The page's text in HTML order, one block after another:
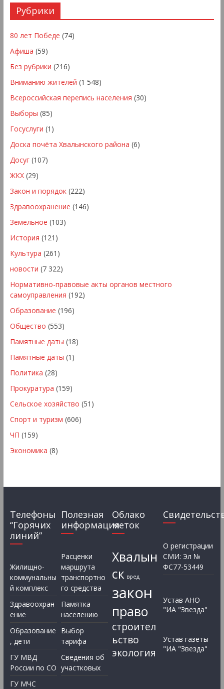
Рубрики
80 лет Победе (74)
Афиша (59)
Без рубрики (216)
Вниманию жителей (1 548)
Всероссийская перепись населения (30)
Выборы (85)
Госуслуги (1)
Доска почёта Хвалынского района (6)
Досуг(107)
ЖКХ(29)
Закон и порядок(222)
Здравоохранение (146)
Земельное (103)
История (121)
Культура (261)
новости (7 322)
Нормативно-правовые акты органов местного
самоуправления (192)
Образование (196)
Общество (553)
Памятные даты (18)
Памятные даты (1)
Политика (28)
Прокуратура (159)
Сельское хозяйство (51)
Спорт и туризм (606)
ЧП (159)
Экономика (8)
Телефоны
“Горячих
линий”
Жилищно-
коммунальны
й комплекс
Здравоохран
ение
Образование
, дети
ГУ МВД
России по СО
ГУ МЧС
Полезная
информация
Расценки
маршрута
транспортно
го средства
Памятка
населению
Выбор
тарифа
Сведения об
участковых
Облако
меток
Хвалын
ск вред
закон
право
строител
ьство
экология
О регистрации
СМИ: Эл №
ФС77-53449
Устав АНО
"ИА "Звезда"
Устав газеты
"ИА "Звезда"